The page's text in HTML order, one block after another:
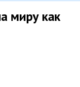
миру как